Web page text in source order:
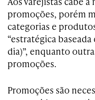
promoções, porém
categorias e
“estratégica
dia)”, enquanto
promoções.
Promoções são